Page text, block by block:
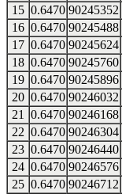
15 0.6470 90245352
16 0.6470 90245488
17 0.6470 90245624
18 0.6470 90245760
19 0.6470 90245896
20 0.6470 90246032
21
0.6470 90246168
22 0.6470 90246304
23 0.6470 90246440
24 0.6470 90246576
25 0.6470 90246712